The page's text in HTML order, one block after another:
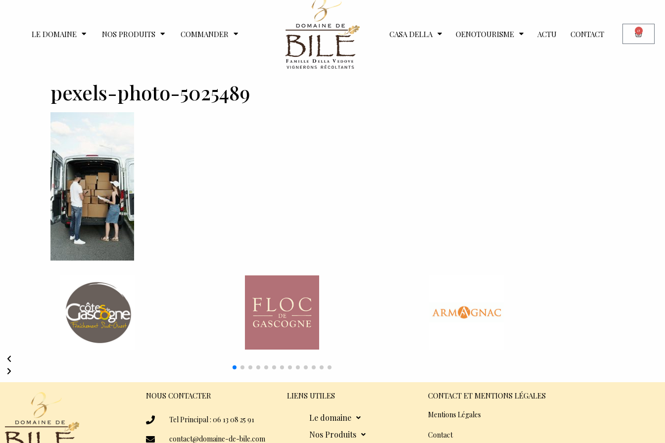
LE DOMAINE NOS PRODUITS COMMANDER CASA DELLA OENOTOURISME ACTU CONTACT 0
pexels-photo-5025489
NOUS CONTACTER
Tel Principal : 06 13 08 25 91
contact@domaine-de-bile.com
LIENS UTILES
Le domaine
Nos Produits
CONTACT ET MENTIONS LÉGALES
Mentions Légales
Contact